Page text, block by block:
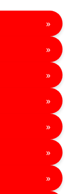
»
»
»
»
»
»
»